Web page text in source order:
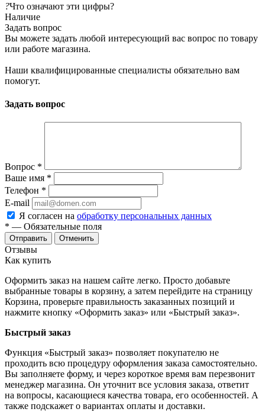
?Что означают эти цифры?
Наличие
Задать вопрос
Вы можете задать любой интересующий вас вопрос по товару
или работе магазина.
Наши квалифицированные специалисты обязательно вам
помогут.
Задать вопрос
Вопрос *
Ваше имя *
Телефон *
E-mail
Я согласен на обработку персональных данных
* — Обязательные поля
Отменить
Отзывы
Как купить
Оформить заказ на нашем сайте легко. Просто добавьте
выбранные товары в корзину, а затем перейдите на страницу
Корзина, проверьте правильность заказанных позиций и
нажмите кнопку «Оформить заказ» или «Быстрый заказ».
Быстрый заказ
Функция «Быстрый заказ» позволяет покупателю не
проходить всю процедуру оформления заказа самостоятельно.
Вы заполняете форму, и через короткое время вам перезвонит
менеджер магазина. Он уточнит все условия заказа, ответит
на вопросы, касающиеся качества товара, его особенностей. А
также подскажет о вариантах оплаты и доставки.